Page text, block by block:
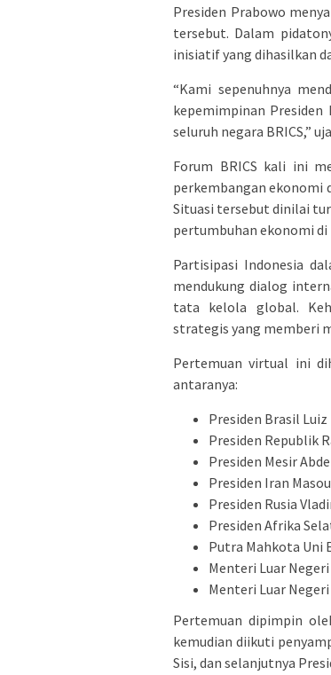
Presiden Prabowo
tersebut. Dalam
inisiatif yang dihasilkan
“Kami sepenuhnya
kepemimpinan
seluruh negara BRICS,”
Forum BRICS kali ini
perkembangan
Situasi tersebut dinilai
pertumbuhan ekonomi di
Partisipasi Indonesia
mendukung dialog
tata kelola global.
strategis yang memberi
Pertemuan virtual ini
antaranya:
Presiden Brasil Luiz
Presiden Republik
Presiden Mesir
Presiden Iran
Presiden Rusia
Presiden Afrika
Putra Mahkota Uni
Menteri Luar
Menteri Luar
Pertemuan dipimpin
kemudian diikuti
Sisi, dan selanjutnya